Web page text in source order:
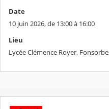
Date
10 juin 2026, de 13:00 à 16:00
Lieu
Lycée Clémence Royer,